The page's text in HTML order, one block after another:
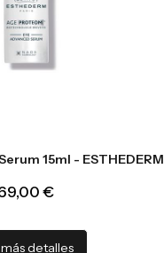
15ml - ESTHEDERM
€
detalles